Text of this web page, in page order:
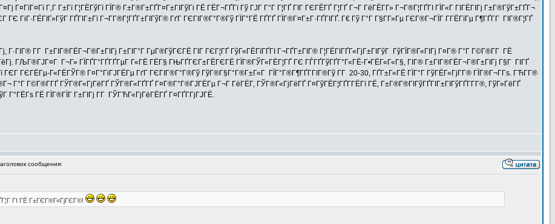
Г¤ГїГ¤Гї Г‚Г Г±Гї Г¦ГЁГўГї ГЇГ® Г±Г®Г±ГҐГ¤Г±ГІГўГі ГЁ ГЁГ¬ГҐГї Гў ГЈГ Г°Г Г¦ГҐ ГІГ ГЄГЁГҐ Г¦ГҐ Г¬Г ГёГЁГ­Г» Г¬Г®Г¦ГҐГІ ГЇГ«Г ГІГЁГІГј Г±Г®ГўГ±ГҐГ¬
ГЄ ГіГ·ГЁГІГ»ГўГ ГҐГІГ±Гї Г¬Г­Г®Г¦ГҐГ±ГІГўГ® ГґГ ГЄГІГ®Г°Г®Гў ГЇГ°ГЁ ГҐГҐ ГЇГ®Г¤Г±Г·ГҐГІГҐ. Г€ Гў Г°Г Г§Г­Г»Гµ ГЄГ®Г¬ГЇГ Г­ГЁГїГµ Г¶ГҐГ­Г ГІГ®Г¦ГҐ
Г·ГІГ® Г­Г Г±ГІГ®ГЁГ¬Г®Г±ГІГј Г±ГІГ°Г ГµГ®ГўГЄГЁ ГІГ ГЄГ¦ГҐ ГўГ«ГЁГїГҐГІ Г¬ГҐГ±ГІГ® Г¦ГЁГІГҐГ«ГјГ±ГІГўГ ГўГЇГ®Г«ГІГј Г¤Г® Г°Г Г©Г®Г­Г ГЁ
ГЉГ®ГЈГ¤Г Г¬Г» ГЇГҐГ°ГҐГҐГµГ Г«ГЁ ГЁГ§ ГЊГҐГЄГ±ГЁГЄГЁ ГЇГ®ГЎГ«ГЁГ¦ГҐ ГЄ ГЃГҐГўГҐГ°Г«ГЁ-Г•ГЁГ«Г«Г§, ГІГ® Г±ГІГ®ГЁГ¬Г®Г±ГІГј Г§Г ГІГҐ
ГЄГ ГЄГЁГµ-Г«ГЁГЎГ® Г¤Г°ГіГЈГЁГµ ГґГ ГЄГІГ®Г°Г®Гў ГўГ®Г§Г°Г®Г±Г«Г ГЇГ°Г®Г¶ГҐГ­ГІГ®Гў Г­Г 20-30, ГҐГ±Г«ГЁ ГЇГ°Г ГўГЁГ«ГјГ­Г® ГЇГ®Г¬Г­Гѕ. ГЋГ­Г®
Г°Г Г©Г®Г­ГҐ ГЎГ®Г«ГјГёГҐ ГЎГ®Г«ГҐГҐ Г¤Г®Г°Г®ГЈГЁГµ Г¬Г ГёГЁГ­, ГЎГ®Г«ГјГёГҐ Г¤ГўГЁГ¦ГҐГ­ГЁГї ГЁ, Г±Г®Г®ГІГўГҐГІГ±ГІГўГҐГ­Г­Г®, ГўГ»ГёГҐ
Г°ГЁГѕ ГЁ ГЇГ®ГЇГ Г±ГІГј Г­Г ГЎГЋГ«ГјГёГЁГҐ Г¤ГҐГ­ГјГЈГЁ.
сообщения:
ГІ ГЁ Г±ГЄГ®Г«ГјГЄГ®!